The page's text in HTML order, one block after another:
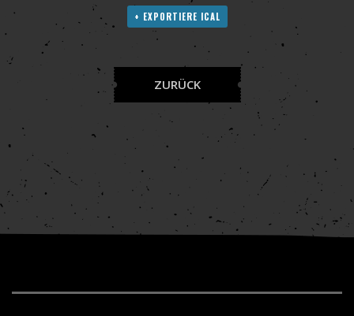
+ EXPORTIERE ICAL
ZURÜCK